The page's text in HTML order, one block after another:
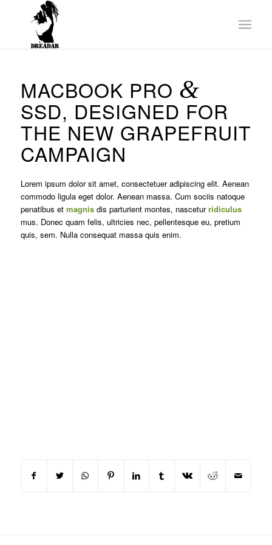
MACBOOK PRO &
SSD, DESIGNED FOR
THE NEW GRAPEFRUIT
CAMPAIGN
Lorem ipsum dolor sit amet, consectetuer adipiscing elit. Aenean
commodo ligula eget dolor. Aenean massa. Cum sociis natoque
penatibus et magnisdis parturient montes, nasceturridiculus
mus. Donec quam felis, ultricies nec, pellentesque eu, pretium
quis, sem. Nulla consequat massa quis enim.